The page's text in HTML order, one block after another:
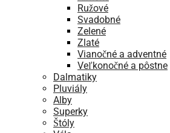
Ružové
Svadobné
Zelené
Zlaté
Vianočné a adventné
Veľkonočné a pôstne
Dalmatiky
Pluviály
Alby
Superky
Štóly